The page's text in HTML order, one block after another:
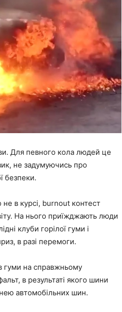
Для певного кола людей це
не задумуючись про
безпеки.
в курсі, burnout контест
На нього приїжджають люди
клуби горілої гуми і
в разі перемоги.
гуми на справжньому
в результаті якого шини
автомобільних шин.